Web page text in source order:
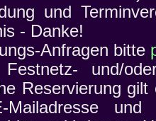
und
- Danke!
Anfragen bitte
und/
Reservierung
Mailadresse